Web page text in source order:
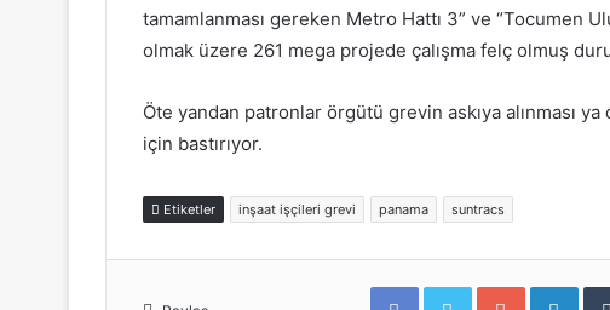
tamamlanması gereken Metro Hattı 3” ve “Tocumen
olmak üzere 261 mega projede çalışma felç olmuş
Öte yandan patronlar örgütü grevin askıya alınması
için bastırıyor.
Etiketler inşaat işçileri grevi panama suntracs
F T G L